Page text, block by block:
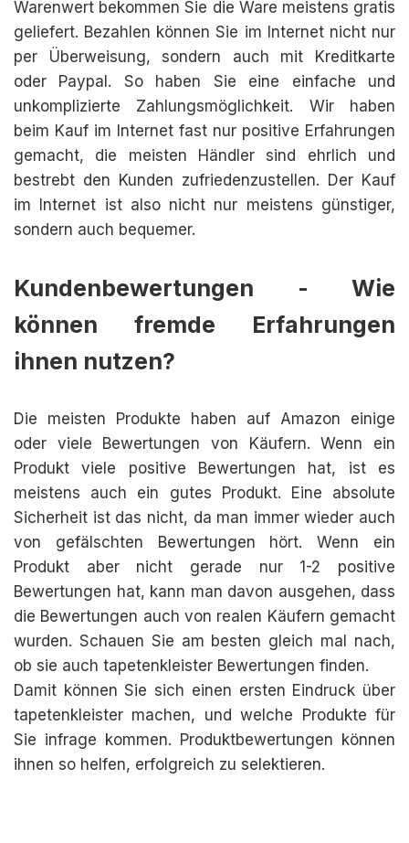
Warenwert bekommen Sie die Ware meistens gratis
geliefert. Bezahlen können Sie im Internet nicht nur
per Überweisung, sondern auch mit Kreditkarte
oder Paypal. So haben Sie eine einfache und
unkomplizierte Zahlungsmöglichkeit. Wir haben
beim Kauf im Internet fast nur positive Erfahrungen
gemacht, die meisten Händler sind ehrlich und
bestrebt den Kunden zufriedenzustellen. Der Kauf
im Internet ist also nicht nur meistens günstiger,
sondern auch bequemer.
Kundenbewertungen - Wie
können fremde Erfahrungen
ihnen nutzen?
Die meisten Produkte haben auf Amazon einige
oder viele Bewertungen von Käufern. Wenn ein
Produkt viele positive Bewertungen hat, ist es
meistens auch ein gutes Produkt. Eine absolute
Sicherheit ist das nicht, da man immer wieder auch
von gefälschten Bewertungen hört. Wenn ein
Produkt aber nicht gerade nur 1-2 positive
Bewertungen hat, kann man davon ausgehen, dass
die Bewertungen auch von realen Käufern gemacht
wurden. Schauen Sie am besten gleich mal nach,
ob sie auch tapetenkleister Bewertungen finden.
Damit können Sie sich einen ersten Eindruck über
tapetenkleister machen, und welche Produkte für
Sie infrage kommen. Produktbewertungen können
ihnen so helfen, erfolgreich zu selektieren.